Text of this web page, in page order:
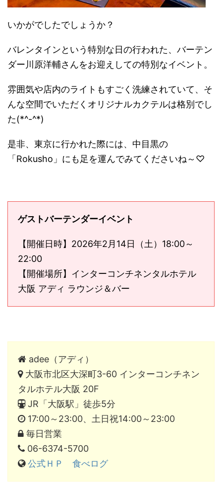
いかがでしたでしょうか？
バレンタインという特別な日の行われた、バーテン
ダー川原洋輔さんをお迎えしての特別なイベント。
雰囲気や店内のライトもすごく洗練されていて、そ
んな空間でいただくオリジナルカクテルは格別でし
た(*^-^*)
是非、東京に行かれた際には、中目黒の
「Rokusho」にも足を運んでみてくださいね～♡
ゲストバーテンダーイベント
【開催日時】2026年2月14日（土）18:00～
22:00
【開催場所】インターコンチネンタルホテル
大阪 アディ ラウンジ＆バー
adee（アディ）
大阪市北区大深町3-60 インターコンチネン
タルホテル大阪 20F
JR「大阪駅」徒歩5分
17:00～23:00、土日祝14:00～23:00
毎日営業
06-6374-5700
公式ＨＰ
食べログ